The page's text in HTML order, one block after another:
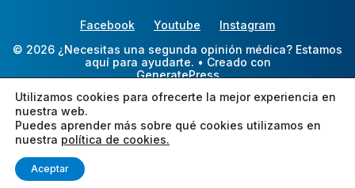
Facebook Youtube
Instagram
© 2026 ¿Necesitas una segunda opinión médica? Estamos
aquí para ayudarte. • Creado con
GeneratePress
Utilizamos cookies para ofrecerte la mejor experiencia en
nuestra web.
Puedes aprender más sobre qué cookies utilizamos en
nuestra política de cookies.
Aceptar